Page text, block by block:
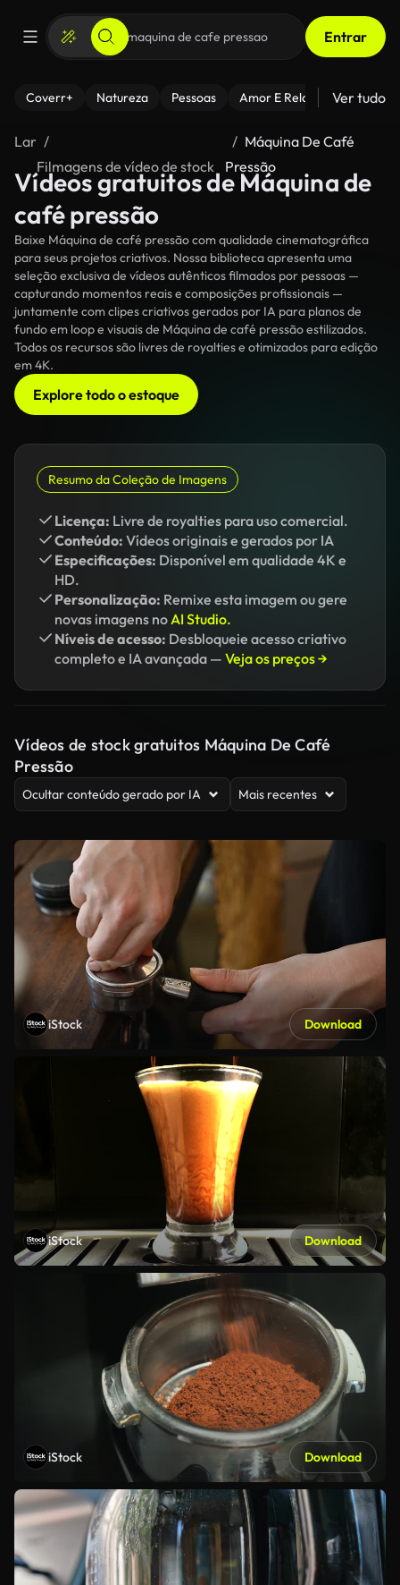
Entrar
Coverr+ Natureza Pessoas Amor E Relacionamentos
Ver tudo
Lar
Filmagens de vídeo de stock
Máquina De Café
Pressão
Vídeos gratuitos de Máquina de
café pressão
Baixe Máquina de café pressão com qualidade cinematográfica
para seus projetos criativos. Nossa biblioteca apresenta uma
seleção exclusiva de vídeos autênticos filmados por pessoas —
capturando momentos reais e composições profissionais —
juntamente com clipes criativos gerados por IA para planos de
fundo em loop e visuais de Máquina de café pressão estilizados.
Todos os recursos são livres de royalties e otimizados para edição
em 4K.
Explore todo o estoque
Resumo da Coleção de Imagens
Licença: Livre de royalties para uso comercial.
Conteúdo: Vídeos originais e gerados por IA
Especificações: Disponível em qualidade 4K e
HD.
Personalização: Remixe esta imagem ou gere
novas imagens noAI Studio.
Níveis de acesso: Desbloqueie acesso criativo
completo e IA avançada — Veja os preços →
Vídeos de stock gratuitos Máquina De Café
Pressão
Ocultar conteúdo gerado por IA Mais recentes
iStock Download
iStock Download
iStock Download